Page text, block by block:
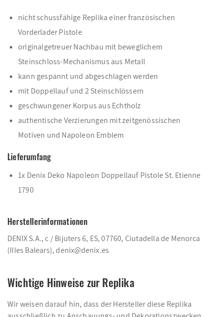
nicht schussfähige Replika einer französischen
Vorderlader Pistole
originalgetreuer Nachbau mit beweglichem
Steinschloss-Mechanismus aus Metall
kann gespannt und abgeschlagen werden
mit Doppellauf und 2 Steinschlössern
geschwungener Korpus aus Echtholz
authentische Verzierungen mit zeitgenössischen
Motiven und Napoleon Emblem
Lieferumfang
1x Denix Deko Napoleon Doppellauf Pistole St. Etienne
1790
Herstellerinformationen
DENIX S.A., c / Bijuters 6, ES, 07760, Ciutadella de Menorca
(Illes Balears), denix@denix.es
Wichtige Hinweise zur Replika
Wir weisen darauf hin, dass der Hersteller diese Replika